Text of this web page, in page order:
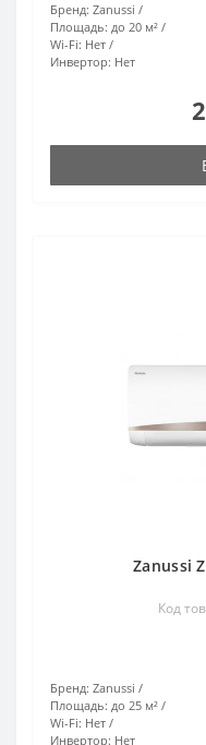
Бренд: Zanussi
Площадь: до 20 м²
Wi-Fi: Нет
Инвертор: Нет
Zanussi
Код
Бренд: Zanussi
Площадь: до 25 м²
Wi-Fi: Нет
Инвертор: Нет